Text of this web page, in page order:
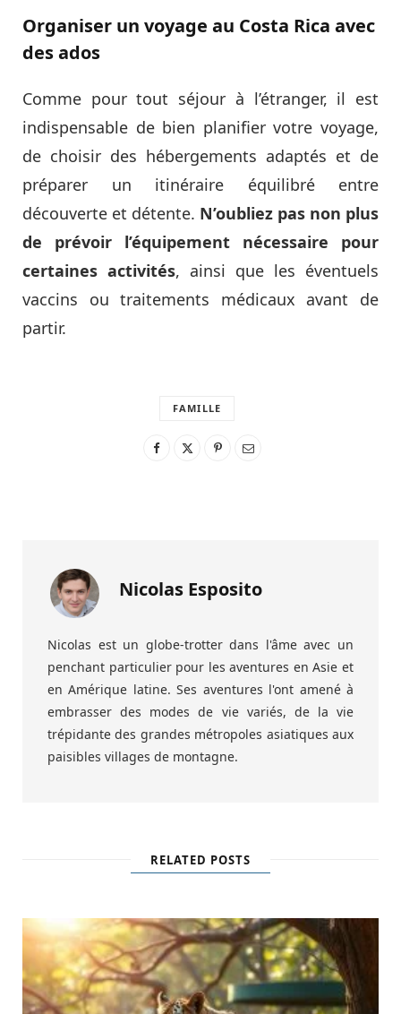
Organiser un voyage au Costa Rica avec
des ados
Comme pour tout séjour à l’étranger, il est
indispensable de bien planifier votre voyage,
de choisir des hébergements adaptés et de
préparer un itinéraire équilibré entre
découverte et détente. N’oubliez pas non plus
de prévoir l’équipement nécessaire pour
certaines activités, ainsi que les éventuels
vaccins ou traitements médicaux avant de
partir.
FAMILLE
Nicolas Esposito
Nicolas est un globe-trotter dans l'âme avec un
penchant particulier pour les aventures en Asie et
en Amérique latine. Ses aventures l'ont amené à
embrasser des modes de vie variés, de la vie
trépidante des grandes métropoles asiatiques aux
paisibles villages de montagne.
RELATED POSTS